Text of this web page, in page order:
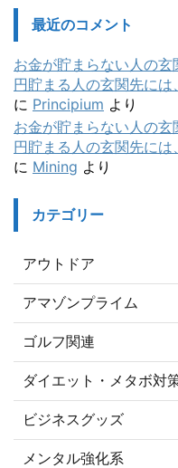
最近のコメント
お金が貯まらない人の
円貯まる人の玄関先に
に Principium より
お金が貯まらない人の
円貯まる人の玄関先に
に Mining より
カテゴリー
アウトドア
アマゾンプライム
ゴルフ関連
ダイエット・メタボ対
ビジネスグッズ
メンタル強化系